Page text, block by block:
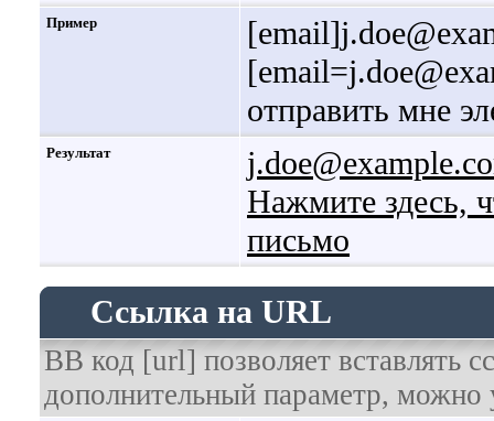
Пример
отправить мне
Результат
Нажмите здесь,
письмо
Ссылка на URL
BB код [url] позволяет вставлять
дополнительный параметр, можно